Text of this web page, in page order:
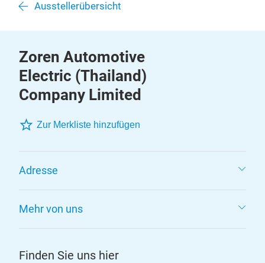
Ausstellerübersicht
Zoren Automotive
Electric (Thailand)
Company Limited
Zur Merkliste hinzufügen
Adresse
Mehr von uns
Finden Sie uns hier